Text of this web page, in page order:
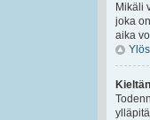
Mikäli
joka
aika
Ylös